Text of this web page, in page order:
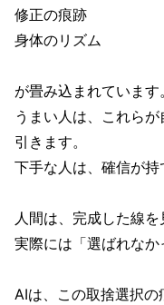
修正の痕跡
身体のリズム
が畳み込まれています。
うまい人は、これら
引きます。
下手な人は、確信が持
人間は、完成した線を
実際には「選ばれなか
AIは、この取捨選択の